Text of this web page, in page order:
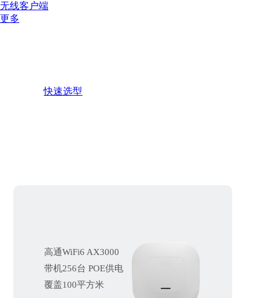
无线客户端
更多
快速选型
高通WiFi6 AX3000
带机256台 POE供电
覆盖100平方米